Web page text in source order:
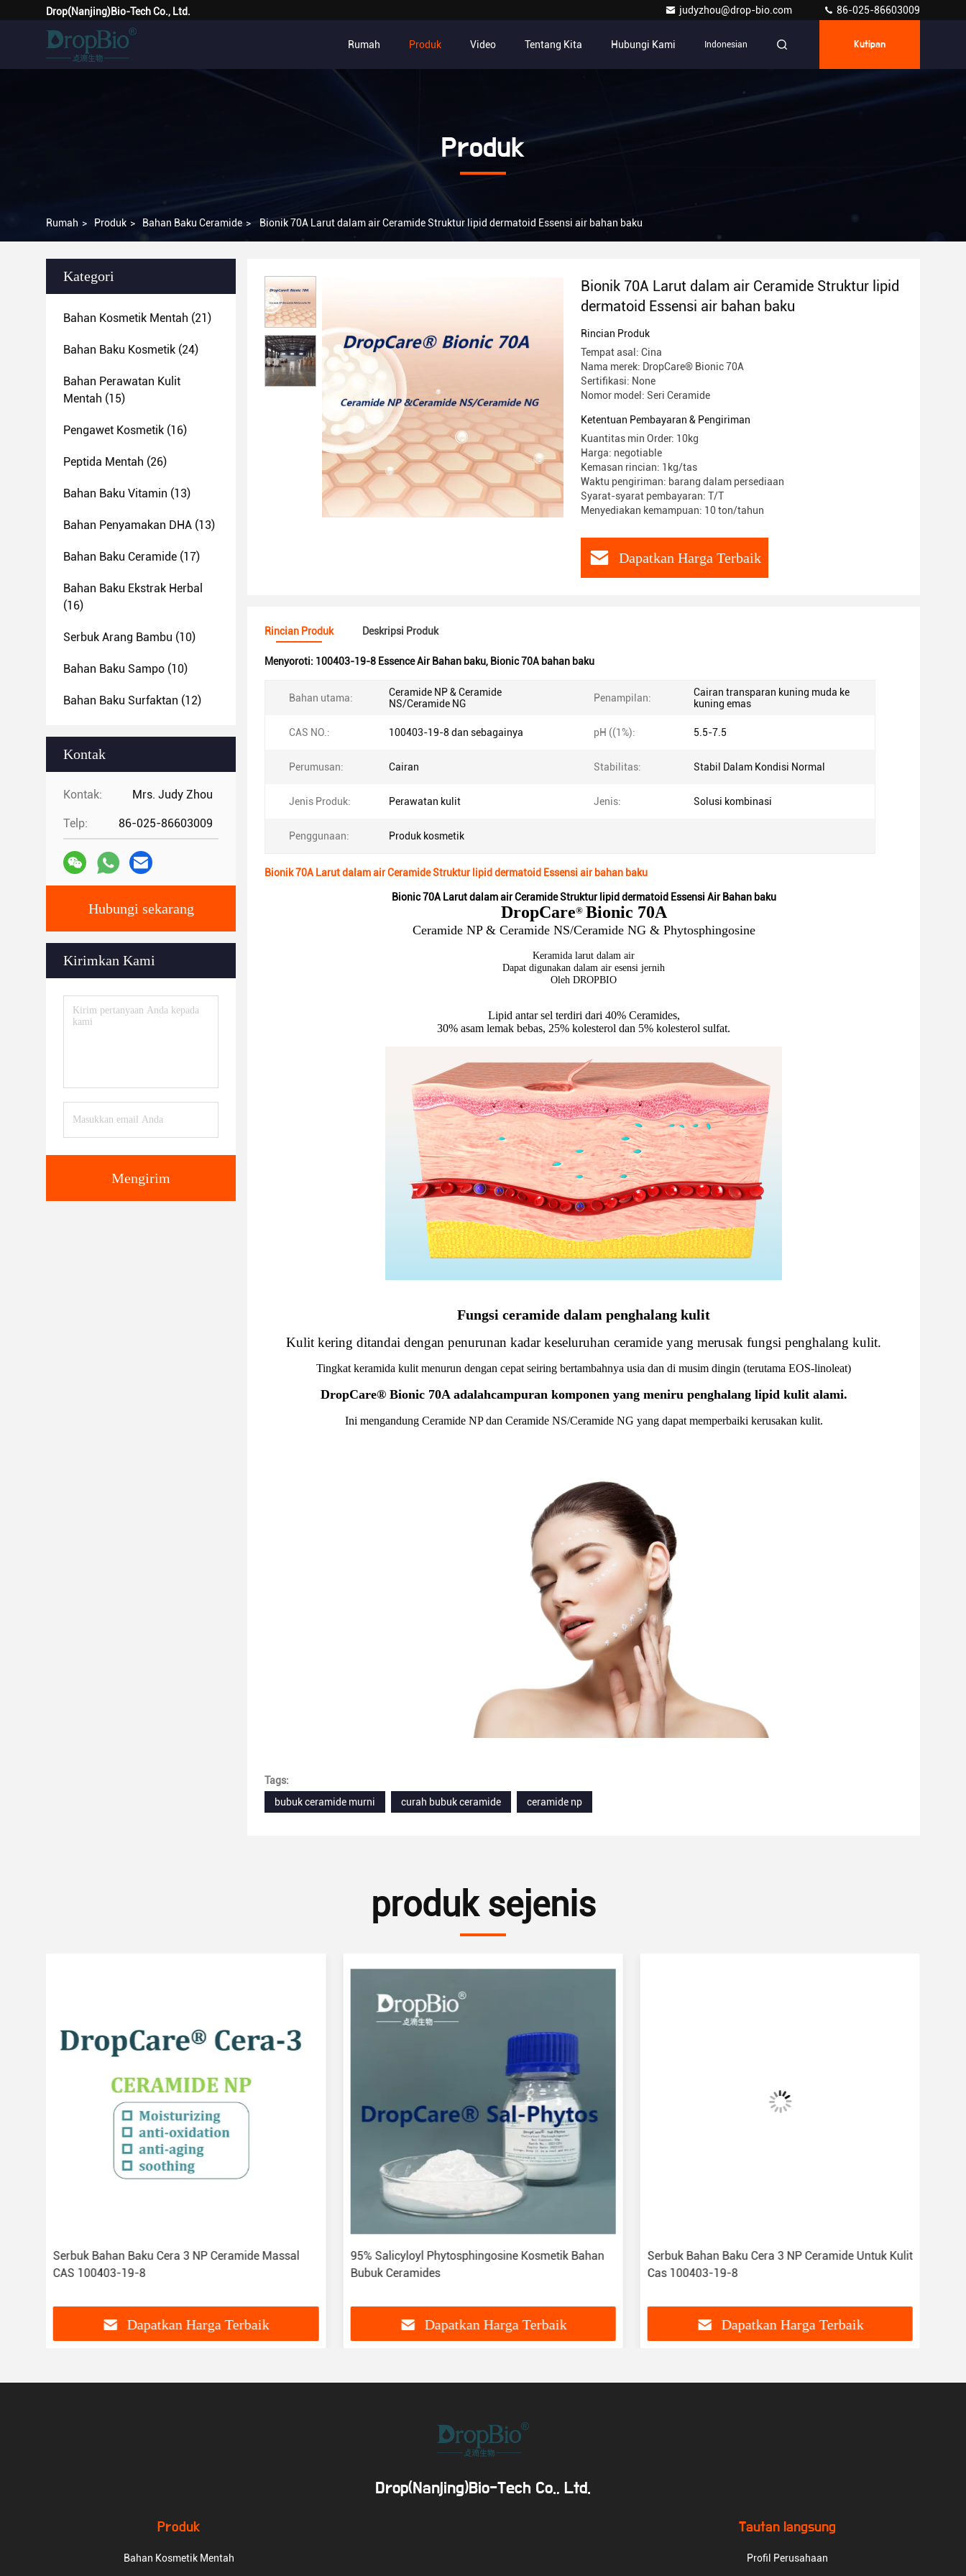
Drop(Nanjing)Bio-Tech Co., Ltd. judyzhou@drop-bio.com 86-025-86603009
Rumah Produk Video Tentang Kita Hubungi Kami Indonesian Kutipan
Produk
Rumah > Produk > Bahan Baku Ceramide > Bionik 70A Larut dalam air Ceramide Struktur lipid dermatoid Essensi air bahan baku
Kategori
Bahan Kosmetik Mentah (21)
Bahan Baku Kosmetik (24)
Bahan Perawatan Kulit
Mentah (15)
Pengawet Kosmetik (16)
Peptida Mentah (26)
Bahan Baku Vitamin (13)
Bahan Penyamakan DHA (13)
Bahan Baku Ceramide (17)
Bahan Baku Ekstrak Herbal
(16)
Serbuk Arang Bambu (10)
Bahan Baku Sampo (10)
Bahan Baku Surfaktan (12)
Kontak
Kontak: Mrs. Judy Zhou
Telp: 86-025-86603009
Hubungi sekarang
Kirimkan Kami
Mengirim
Bionik 70A Larut dalam air Ceramide Struktur lipid
dermatoid Essensi air bahan baku
Rincian Produk
Tempat asal: Cina
Nama merek: DropCare® Bionic 70A
Sertifikasi: None
Nomor model: Seri Ceramide
Ketentuan Pembayaran & Pengiriman
Kuantitas min Order: 10kg
Harga: negotiable
Kemasan rincian: 1kg/tas
Waktu pengiriman: barang dalam persediaan
Syarat-syarat pembayaran: T/T
Menyediakan kemampuan: 10 ton/tahun
Dapatkan Harga Terbaik
Rincian Produk Deskripsi Produk
Menyoroti: 100403-19-8 Essence Air Bahan baku, Bionic 70A bahan baku
Bahan utama:
Ceramide NP & Ceramide
NS/Ceramide NG
Penampilan:
Cairan transparan kuning muda ke
kuning emas
CAS NO.: 100403-19-8 dan sebagainya pH ((1%): 5.5-7.5
Perumusan: Cairan Stabilitas: Stabil Dalam Kondisi Normal
Jenis Produk: Perawatan kulit Jenis: Solusi kombinasi
Penggunaan: Produk kosmetik
Bionik 70A Larut dalam air Ceramide Struktur lipid dermatoid Essensi air bahan baku
Bionic 70A Larut dalam air Ceramide Struktur lipid dermatoid Essensi Air Bahan baku
DropCare® Bionic 70A
Ceramide NP & Ceramide NS/Ceramide NG & Phytosphingosine
Keramida larut dalam air
Dapat digunakan dalam air esensi jernih
Oleh DROPBIO
Lipid antar sel terdiri dari 40% Ceramides,
30% asam lemak bebas, 25% kolesterol dan 5% kolesterol sulfat.
Fungsi ceramide dalam penghalang kulit
Kulit kering ditandai dengan penurunan kadar keseluruhan ceramide yang merusak fungsi penghalang kulit.
Tingkat keramida kulit menurun dengan cepat seiring bertambahnya usia dan di musim dingin (terutama EOS-linoleat)
DropCare® Bionic 70A adalahcampuran komponen yang meniru penghalang lipid kulit alami.
Ini mengandung Ceramide NP dan Ceramide NS/Ceramide NG yang dapat memperbaiki kerusakan kulit.
Tags:
bubuk ceramide murni
curah bubuk ceramide ceramide np
produk sejenis
Serbuk Bahan Baku Cera 3 NP Ceramide Massal
CAS 100403-19-8
Dapatkan Harga Terbaik
95% Salicyloyl Phytosphingosine Kosmetik Bahan
Bubuk Ceramides
Dapatkan Harga Terbaik
Serbuk Bahan Baku Cera 3 NP Ceramide Untuk Kulit
Cas 100403-19-8
Dapatkan Harga Terbaik
Drop(Nanjing)Bio-Tech Co., Ltd.
Produk
Bahan Kosmetik Mentah
Tautan langsung
Profil Perusahaan